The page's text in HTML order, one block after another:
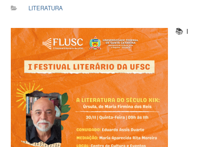
LITERATURA
📚 I